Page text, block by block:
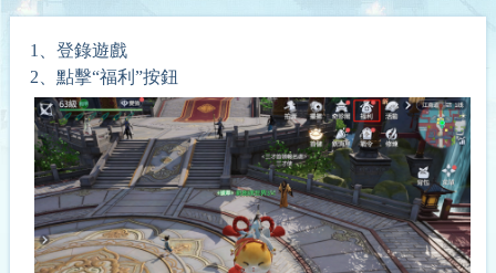
1、登錄遊戲
2、點擊“福利 ”按鈕